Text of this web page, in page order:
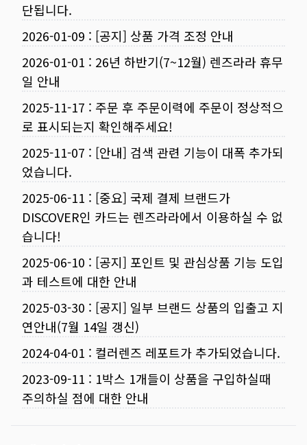
단됩니다.
2026-01-09 : [공지] 상품 가격 조정 안내
2026-01-01 : 26년 하반기(7~12월) 렌즈라라 휴무
일 안내
2025-11-17 : 주문 후 주문이력에 주문이 정상적으
로 표시되는지 확인해주세요!
2025-11-07 : [안내] 검색 관련 기능이 대폭 추가되
었습니다.
2025-06-11 : [중요] 국제 결제 브랜드가
DISCOVER인 카드는 렌즈라라에서 이용하실 수 없
습니다!
2025-06-10 : [공지] 포인트 및 관심상품 기능 도입
과 테스트에 대한 안내
2025-03-30 : [공지] 일부 브랜드 상품의 입출고 지
연안내(7월 14일 갱신)
2024-04-01 : 컬러렌즈 레포트가 추가되었습니다.
2023-09-11 : 1박스 1개들이 상품을 구입하실때
주의하실 점에 대한 안내